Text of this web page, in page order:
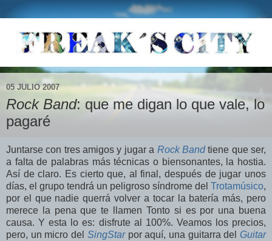
05 JULIO 2007
Rock Band: que me digan lo que vale, lo
pagaré
Juntarse con tres amigos y jugar a Rock Bandtiene que ser,
a falta de palabras más técnicas o biensonantes, la hostia.
Así de claro. Es cierto que, al final, después de jugar unos
días, el grupo tendrá un peligroso síndrome del Trotamúsico,
por el que nadie querrá volver a tocar la batería más, pero
merece la pena que te llamen Tonto si es por una buena
causa. Y esta lo es: disfrute al 100%. Veamos los precios,
pero, un micro del SingStarpor aquí, una guitarra delGuitar